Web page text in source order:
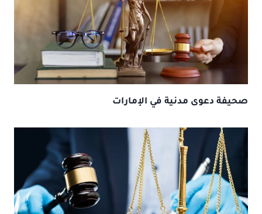
صحيفة دعوى مدنية في الإمارات